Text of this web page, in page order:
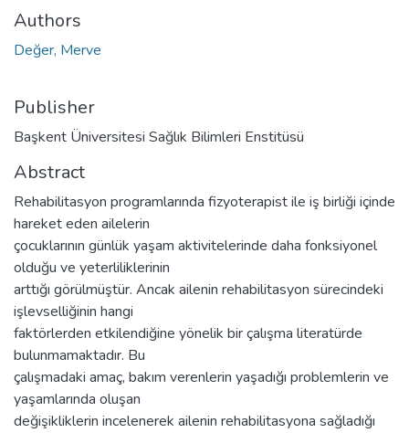
Authors
Değer, Merve
Publisher
Başkent Üniversitesi Sağlık Bilimleri Enstitüsü
Abstract
Rehabilitasyon programlarında fizyoterapist ile iş birliği içinde
hareket eden ailelerin
çocuklarının günlük yaşam aktivitelerinde daha fonksiyonel
olduğu ve yeterliliklerinin
arttığı görülmüştür. Ancak ailenin rehabilitasyon sürecindeki
işlevselliğinin hangi
faktörlerden etkilendiğine yönelik bir çalışma literatürde
bulunmamaktadır. Bu
çalışmadaki amaç, bakım verenlerin yaşadığı problemlerin ve
yaşamlarında oluşan
değişikliklerin incelenerek ailenin rehabilitasyona sağladığı